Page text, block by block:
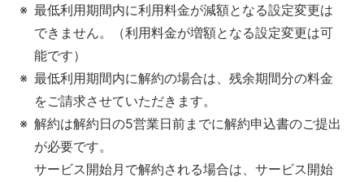
最低利用期間内に利用料金が減額となる設定変更は
できません。（利用料金が増額となる設定変更は可
能です）
最低利用期間内に解約の場合は、残余期間分の料金
をご請求させていただきます。
解約は解約日の5営業日前までに解約申込書のご提出
が必要です。
サービス開始月で解約される場合は、サービス開始